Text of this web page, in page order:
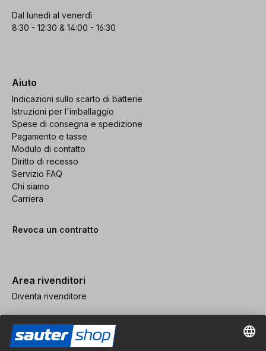
Dal lunedì al venerdì
8:30 - 12:30 & 14:00 - 16:30
Aiuto
Indicazioni sullo scarto di batterie
Istruzioni per l'imballaggio
Spese di consegna e spedizione
Pagamento e tasse
Modulo di contatto
Diritto di recesso
Servizio FAQ
Chi siamo
Carriera
Revoca un contratto
Area rivenditori
Diventa rivenditore